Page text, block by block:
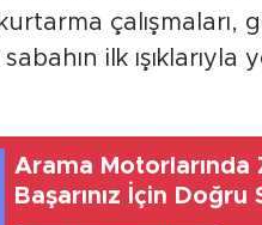
çalışmaları,
ilk
Arama Motorlarında
Başarınız İçin